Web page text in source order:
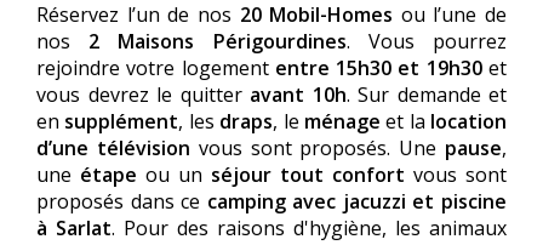
Réservez l’un de nos 20 Mobil-Homes ou l’une de
nos 2 Maisons Périgourdines. Vous pourrez
rejoindre votre logement entre 15h30 et 19h30et
vous devrez le quitter avant 10h. Sur demande et
en supplément, les draps, le ménageet la location
d’une télévision vous sont proposés. Une pause,
une étape ou un séjour tout confort vous sont
proposés dans ce camping avec jacuzzi et piscine
à Sarlat. Pour des raisons d'hygiène, les animaux